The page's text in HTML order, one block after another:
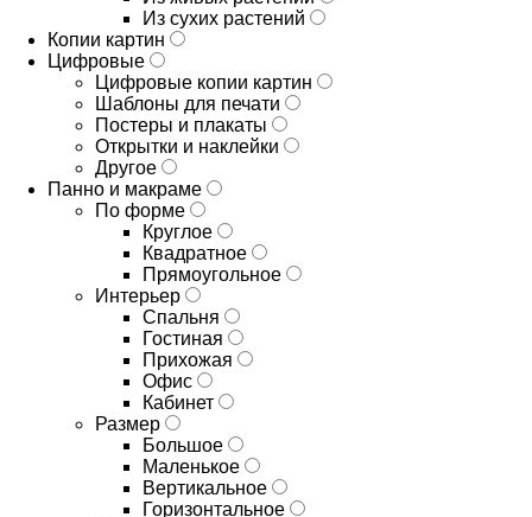
Из сухих растений
Копии картин
Цифровые
Цифровые копии картин
Шаблоны для печати
Постеры и плакаты
Открытки и наклейки
Другое
Панно и макраме
По форме
Круглое
Квадратное
Прямоугольное
Интерьер
Спальня
Гостиная
Прихожая
Офис
Кабинет
Размер
Большое
Маленькое
Вертикальное
Горизонтальное